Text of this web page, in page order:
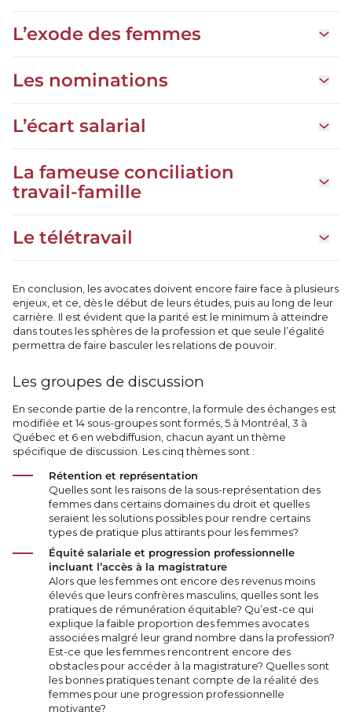
L’exode des femmes Ouvrir
Les nominations
L’écart salarial Ouvrir
La fameuse conciliation
travail-famille
Le télétravail
En conclusion, les avocates doivent encore faire face à plusieurs
enjeux, et ce, dès le début de leurs études, puis au long de leur
carrière. Il est évident que la parité est le minimum à atteindre
dans toutes les sphères de la profession et que seule l’égalité
permettra de faire basculer les relations de pouvoir.
Les groupes de discussion
En seconde partie de la rencontre, la formule des échanges est
modifiée et 14 sous-groupes sont formés, 5 à Montréal, 3 à
Québec et 6 en webdiffusion, chacun ayant un thème
spécifique de discussion. Les cinq thèmes sont :
Rétention et représentation
Quelles sont les raisons de la sous-représentation des
femmes dans certains domaines du droit et quelles
seraient les solutions possibles pour rendre certains
types de pratique plus attirants pour les femmes?
Équité salariale et progression professionnelle
incluant l’accès à la magistrature
Alors que les femmes ont encore des revenus moins
élevés que leurs confrères masculins, quelles sont les
pratiques de rémunération équitable? Qu’est-ce qui
explique la faible proportion des femmes avocates
associées malgré leur grand nombre dans la profession?
Est-ce que les femmes rencontrent encore des
obstacles pour accéder à la magistrature? Quelles sont
les bonnes pratiques tenant compte de la réalité des
femmes pour une progression professionnelle
motivante?